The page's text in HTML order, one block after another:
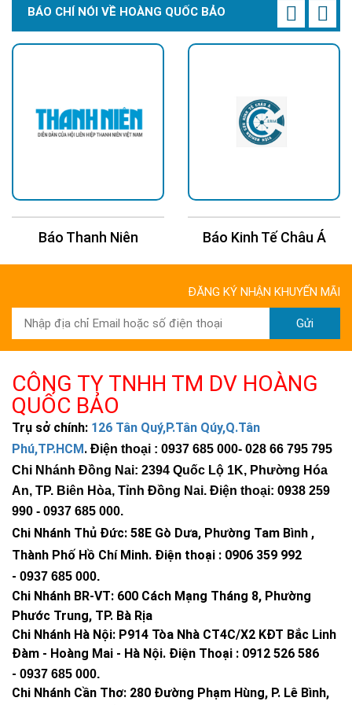
và sạc xả lặp lại hàng ngày. LiFePO4 có ưu điểm là ít nóng hơn
khi vận hành, độ ổn định hóa học tốt và khả năng làm việc bền
bỉ trong thời gian dài. Nếu bạn đang cần một bộ đèn dùng hàng
phép đèn đạt thời gian chiếu sáng khoảng 12–15 giờ trong
điều kiện sạc tốt.
Tấm pin Mono 6V90W
Tấm pin Mono thường cho hiệu suất chuyển đổi tốt hơn trong
cùng diện tích so với một số cấu hình phổ thông khác. Với
công suất 90W, bộ pin mặt trời của mẫu đèn này đủ mạnh để
nạp lại bộ pin lưu trữ khá nhanh trong khoảng 4–6 giờ nắng tốt.
Đây là lý do đèn phù hợp cho nhu cầu chiếu sáng ban đêm kéo
dài.
Điểm hay của cấu hình hộp pin rời là bạn có thể đặt tấm pin ở
vị trí đón nắng tối ưu, trong khi thân đèn đặt đúng khu vực cần
sáng. Cách này đặc biệt hữu ích với nhà có mái che, sân có
BÁO CHÍ NÓI VỀ HOÀNG QUỐC BẢO
Báo Thanh Niên Báo Kinh Tế Châu Á
ĐĂNG KÝ NHẬN KHUYẾN MÃI
Gửi
CÔNG TY TNHH TM DV HOÀNG
QUỐC BẢO
Trụ sở chính: 126 Tân Quý,P.Tân Qúy,Q.Tân
Phú,TP.HCM. Điện thoại : 0937 685 000- 028 66 795 795
Chi Nhánh Đồng Nai: 2394 Quốc Lộ 1K, Phường Hóa
An, TP. Biên Hòa, Tỉnh Đồng Nai. Điện thoại: 0938 259
990 - 0937 685 000.
Chi Nhánh Thủ Đức: 58E Gò Dưa, Phường Tam Bình ,
Thành Phố Hồ Chí Minh. Điện thoại : 0906 359 992
- 0937 685 000.
Chi Nhánh BR-VT: 600 Cách Mạng Tháng 8, Phường
Phước Trung, TP. Bà Rịa
Chi Nhánh Hà Nội: P914 Tòa Nhà CT4C/X2 KĐT Bắc Linh
Đàm - Hoàng Mai - Hà Nội. Điện Thoại : 0912 526 586
- 0937 685 000.
Chi Nhánh Cần Thơ: 280 Đường Phạm Hùng, P. Lê Bình,